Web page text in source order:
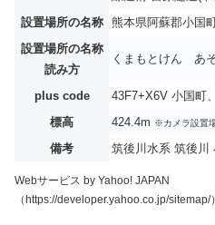
設置場所の名称
熊本県阿蘇郡小国
設置場所の名称
読み方
くまもとけん あ
plus code
43F7+X6V 小国町
標高
424.4m ※カメラ設置
備考 筑後川水系 筑後川
Webサービス by Yahoo! JAPAN
（https://developer.yahoo.co.jp/sitemap/）